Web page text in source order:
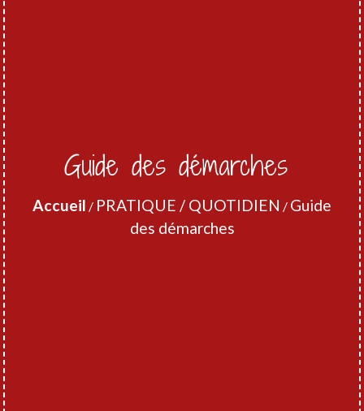
Guide des démarches
Accueil / PRATIQUE / QUOTIDIEN / Guide
des démarches